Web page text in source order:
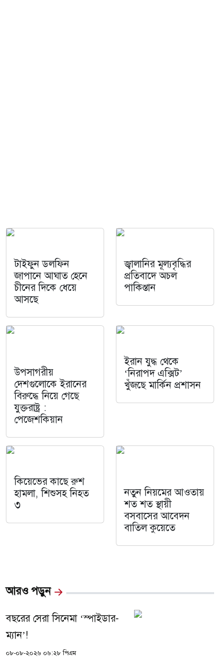
টাইফুন ডলফিন
জাপানে আঘাত হেনে
চীনের দিকে ধেয়ে
আসছে
জ্বালানির মূল্যবৃদ্ধির
প্রতিবাদে অচল
পাকিস্তান
উপসাগরীয়
দেশগুলোকে ইরানের
বিরুদ্ধে নিয়ে গেছে
যুক্তরাষ্ট্র :
পেজেশকিয়ান
ইরান যুদ্ধ থেকে
‘নিরাপদ এক্সিট’
খুঁজছে মার্কিন প্রশাসন
কিয়েভের কাছে রুশ
হামলা, শিশুসহ নিহত
৩
নতুন নিয়মের আওতায়
শত শত স্থায়ী
বসবাসের আবেদন
বাতিল কুয়েতে
আরও পড়ুন
বছরের সেরা সিনেমা ‘স্পাইডার-
ম্যান’!
০৮-০৮-২০২৬ ০৬:২৮ পিএম